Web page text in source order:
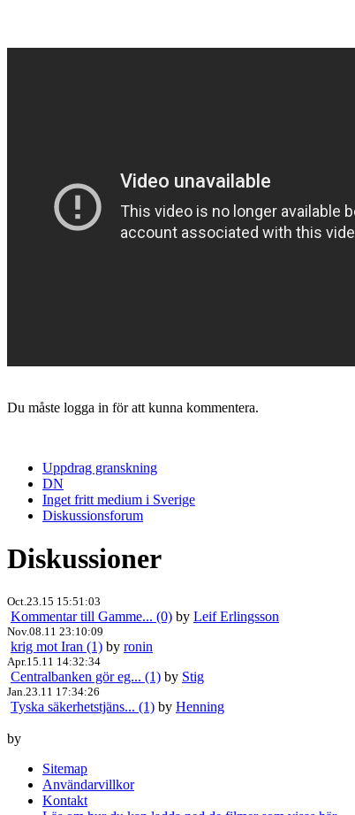
Du måste logga in för att kunna kommentera.
Uppdrag granskning
DN
Inget fritt medium i Sverige
Diskussionsforum
Diskussioner
Oct.23.15 15:51:03
Kommentar till Gamme... (0) by Leif Erlingsson
Nov.08.11 23:10:09
krig mot Iran (1) by ronin
Apr.15.11 14:32:34
Centralbanken gör eg... (1) by Stig
Jan.23.11 17:34:26
Tyska säkerhetstjäns... (1) by Henning
by
Sitemap
Användarvillkor
Kontakt